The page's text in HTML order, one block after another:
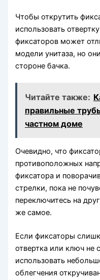
Чтобы открутить
использовать
фиксаторов может
модели унитаза, но
стороне бачка.
Читайте также:
правильные
частном доме
Очевидно, что
противоположных
фиксатора и
стрелки, пока не
переключитесь на
же самое.
Если фиксаторы
отвертка или ключ не
использовать
облегчения